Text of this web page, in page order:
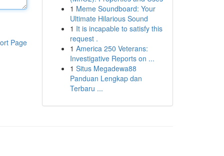
Page
1 Meme Soundboard: Your
Ultimate Hilarious Sound
1 It is incapable to satisfy this
request .
1 America 250 Veterans:
Investigative Reports on ...
1 Situs Megadewa88
Panduan Lengkap dan
Terbaru ...